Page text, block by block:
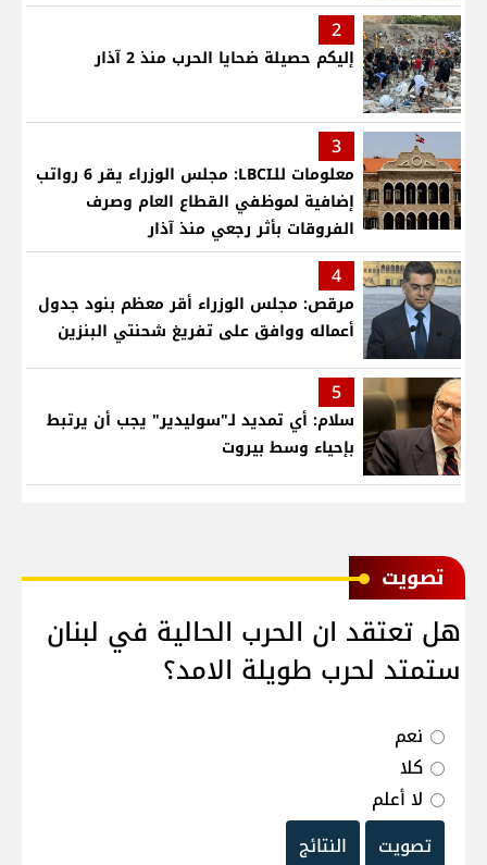
2
إليكم حصيلة ضحايا الحرب منذ 2 آذار
3
معلومات للـLBCI: مجلس الوزراء يقر 6 رواتب
إضافية لموظفي القطاع العام وصرف
الفروقات بأثر رجعي منذ آذار
4
مرقص: مجلس الوزراء أقر معظم بنود جدول
أعماله ووافق على تفريغ شحنتي البنزين
5
سلام: أي تمديد لـ"سوليدير" يجب أن يرتبط
بإحياء وسط بيروت
ﺗﺼﻮﻳﺖ
هل تعتقد ان الحرب الحالية في لبنان
ستمتد لحرب طويلة الامد؟
نعم
كلا
لا أعلم
تصويت
النتائج